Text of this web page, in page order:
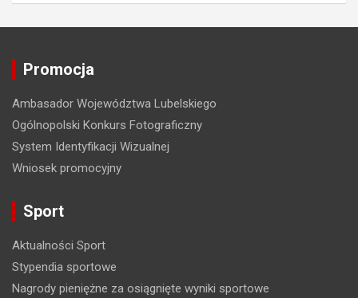
Promocja
Ambasador Województwa Lubelskiego
Ogólnopolski Konkurs Fotograficzny
System Identyfikacji Wizualnej
Wniosek promocyjny
Sport
Aktualności Sport
Stypendia sportowe
Nagrody pieniężne za osiągnięte wyniki sportowe